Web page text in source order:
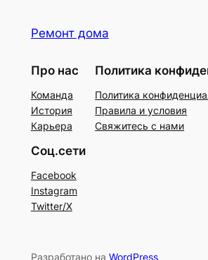
Ремонт дома
Про нас
Команда
История
Карьера
Политика
Политика
Правила и условия
Свяжитесь с нами
Соц.сети
Facebook
Instagram
Twitter/X
Разработано на WordPress